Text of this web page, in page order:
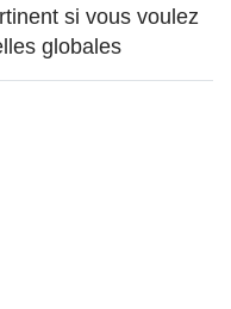
si vous voulez
globales